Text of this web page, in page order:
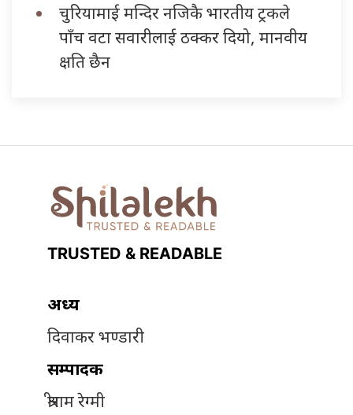
चुरियामाई मन्दिर नजिकै भारतीय ट्रकले
पाँच वटा सवारीलाई ठक्कर दियो, मानवीय
क्षति छैन
TRUSTED & READABLE
अध्यक्ष
दिवाकर भण्डारी
सम्पादक
श्रीराम रेग्मी